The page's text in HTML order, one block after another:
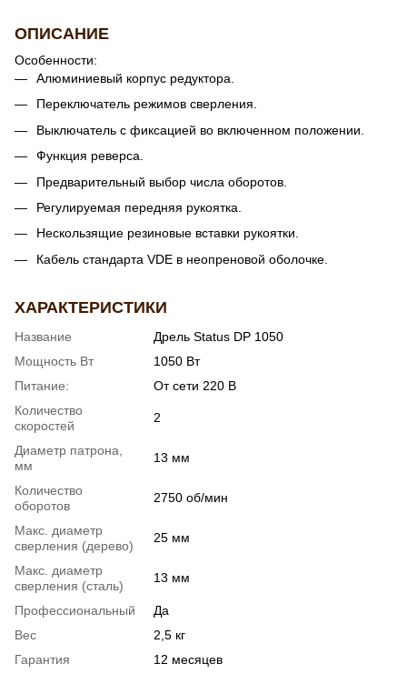
ОПИСАНИЕ
Особенности:
Алюминиевый корпус редуктора.
Переключатель режимов сверления.
Выключатель с фиксацией во включенном положении.
Функция реверса.
Предварительный выбор числа оборотов.
Регулируемая передняя рукоятка.
Нескользящие резиновые вставки рукоятки.
Кабель стандарта VDE в неопреновой оболочке.
ХАРАКТЕРИСТИКИ
Название
Дрель Status DP 1050
Мощность Вт
1050 Вт
Питание:
От сети 220 В
Количество
скоростей
2
Диаметр патрона,
мм
13 мм
Количество
оборотов
2750 об/мин
Макс. диаметр
сверления (дерево)
25 мм
Макс. диаметр
сверления (сталь)
13 мм
Профессиональный
Да
Вес
2,5 кг
Гарантия
12 месяцев